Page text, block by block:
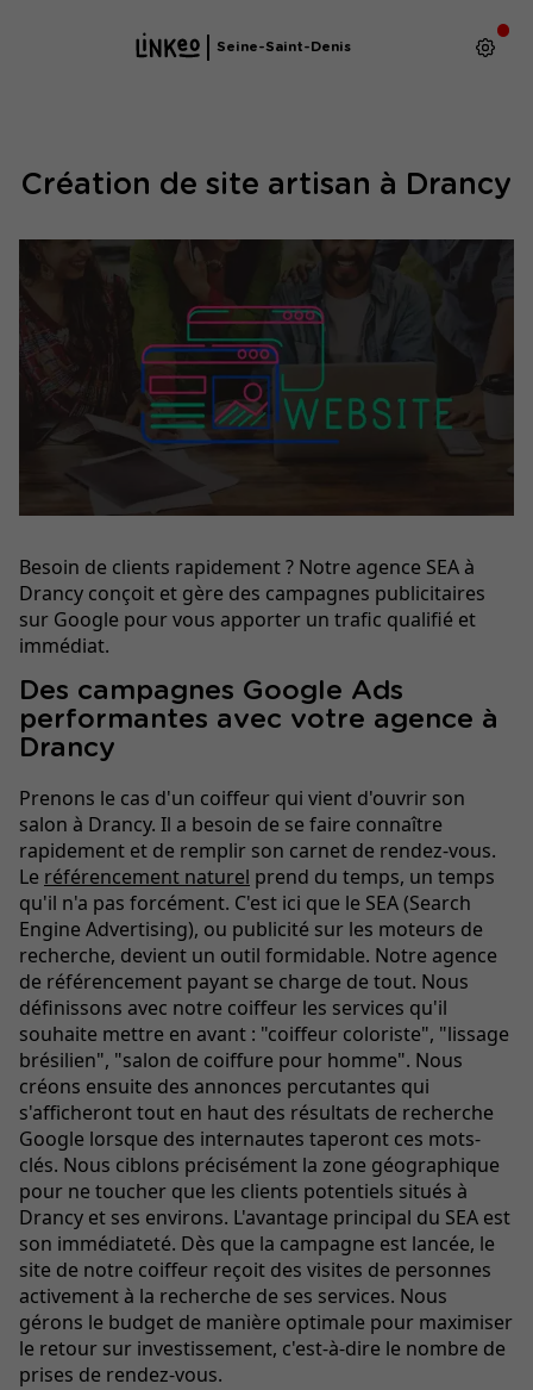
Seine-Saint-Denis
Création de site artisan à Drancy
Besoin de clients rapidement ? Notre agence SEA à
Drancy conçoit et gère des campagnes publicitaires
sur Google pour vous apporter un trafic qualifié et
immédiat.
Des campagnes Google Ads
performantes avec votre agence à
Drancy
Prenons le cas d'un coiffeur qui vient d'ouvrir son
salon à Drancy. Il a besoin de se faire connaître
rapidement et de remplir son carnet de rendez-vous.
Le référencement naturel prend du temps, un temps
qu'il n'a pas forcément. C'est ici que le SEA (Search
Engine Advertising), ou publicité sur les moteurs de
recherche, devient un outil formidable. Notre agence
de référencement payant se charge de tout. Nous
définissons avec notre coiffeur les services qu'il
souhaite mettre en avant : "coiffeur coloriste", "lissage
brésilien", "salon de coiffure pour homme". Nous
créons ensuite des annonces percutantes qui
s'afficheront tout en haut des résultats de recherche
Google lorsque des internautes taperont ces mots-
clés. Nous ciblons précisément la zone géographique
pour ne toucher que les clients potentiels situés à
Drancy et ses environs. L'avantage principal du SEA est
son immédiateté. Dès que la campagne est lancée, le
site de notre coiffeur reçoit des visites de personnes
activement à la recherche de ses services. Nous
gérons le budget de manière optimale pour maximiser
le retour sur investissement, c'est-à-dire le nombre de
prises de rendez-vous.